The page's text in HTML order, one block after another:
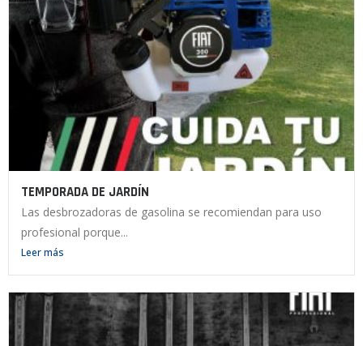
TEMPORADA DE JARDÍN
Las desbrozadoras de gasolina se recomiendan para uso
profesional porque...
Leer más